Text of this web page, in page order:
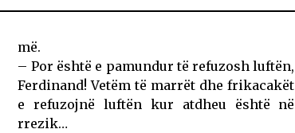
më.
– Por është e pamundur të refuzosh luftën,
Ferdinand! Vetëm të marrët dhe frikacakët
e refuzojnë luftën kur atdheu është në
rrezik…